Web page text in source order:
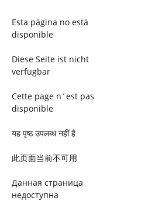
Esta página no está
disponible
Diese Seite ist nicht
verfügbar
Cette page n´est pas
disponible
यह पृष्ठ उपलब्ध नहीं है
此页面当前不可用
Данная страница
недоступна